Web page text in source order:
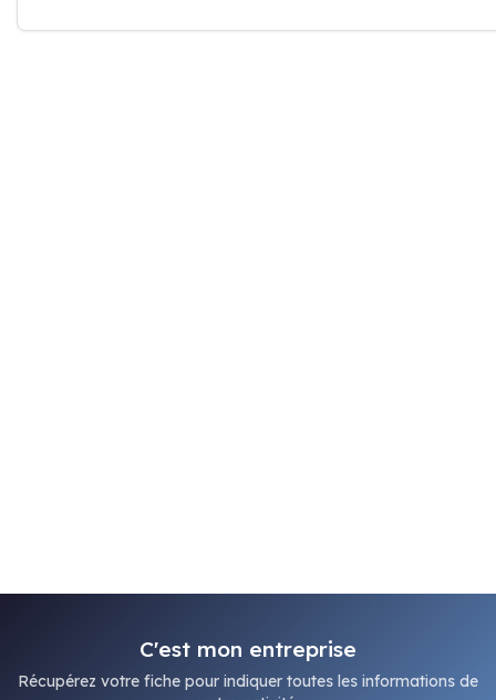
C'est mon entreprise
Récupérez votre fiche pour indiquer toutes les informations de